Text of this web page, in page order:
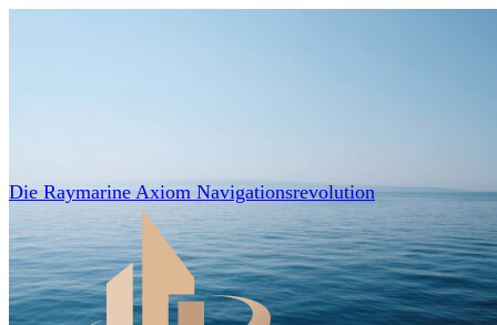
Die Raymarine Axiom Navigationsrevolution